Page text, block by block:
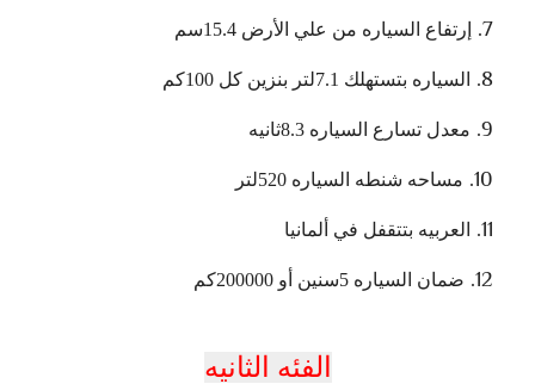
إرتفاع السياره من علي الأرض 15.4سم
السياره بتستهلك 7.1لتر بنزين كل 100كم
معدل تسارع السياره 8.3ثانيه
مساحه شنطه السياره 520لتر
العربيه بتتقفل في ألمانيا
ضمان السياره 5سنين أو 200000كم
الفئه الثانيه